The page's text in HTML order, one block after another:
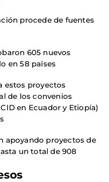
procede de fuentes
605 nuevos
en 58 países
estos proyectos
de los convenios
en Ecuador y Etiopía)
apoyando proyectos de
un total de 908